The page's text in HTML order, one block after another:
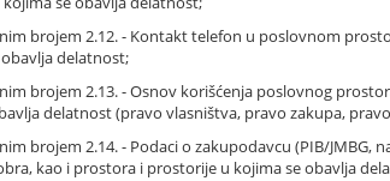
brojem 2.12. - Kontakt telefon u poslovnom
delatnost;
brojem 2.13. - Osnov korišćenja poslovnog
delatnost (pravo vlasništva, pravo zakupa,
brojem 2.14. - Podaci o zakupodavcu (PIB/
kao i prostora i prostorije u kojima se obavlja